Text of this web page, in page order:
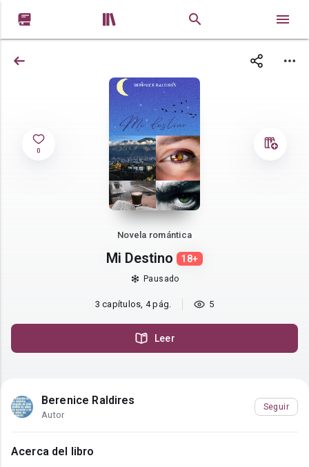
 
0
Novela romántica
Mi Destino 18+
Pausado
3 capítulos, 4 pág. 5
Leer
Berenice Raldires
Autor
Seguir
Acerca del libro